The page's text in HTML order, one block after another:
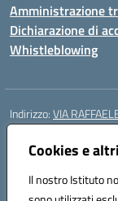
Cookies e
Il nostro Istituto
Amministrazione
Dichiarazione di
Whistleblowing
Indirizzo:VIA
Centralino:
Posta elettronica
Codice fiscale:
Codice